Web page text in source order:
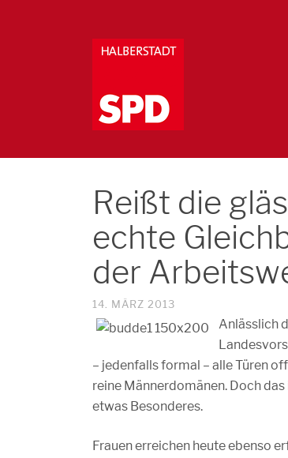
Reißt die
echte
der
14. MÄRZ 2013
Anlässlich
– jedenfalls formal – alle Türen
reine Männerdomänen. Doch
etwas Besonderes.
Frauen erreichen heute ebenso